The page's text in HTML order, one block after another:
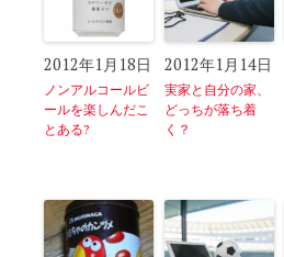
2012年1月18日
ノンアルコールビ
ールを楽しんだこ
とある?
2012年1月14日
実家と自分の家、
どっちが落ち着
く？